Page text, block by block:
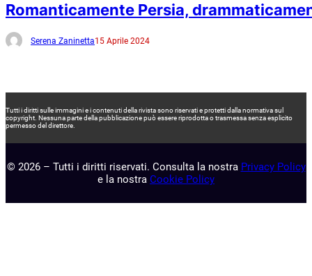
Romanticamente Persia,
Serena Zaninetta15 Aprile 2024
Tutti i diritti sulle immagini e i contenuti della rivista sono riservati e protetti dalla normativa sul
copyright. Nessuna parte della pubblicazione può essere riprodotta o trasmessa senza esplicito
permesso del direttore.
© 2026 – Tutti i diritti riservati. Consulta la nostra Privacy Policy
e la nostra Cookie Policy